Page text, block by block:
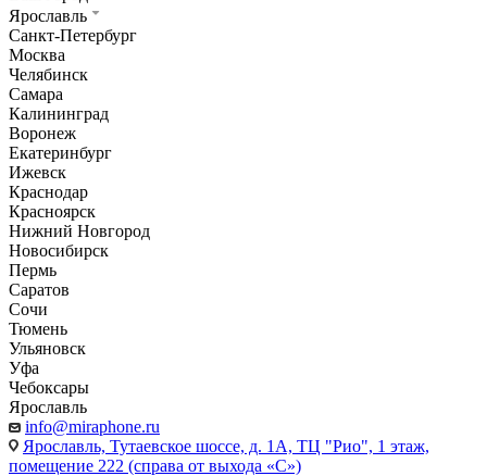
Ярославль
Санкт-Петербург
Москва
Челябинск
Самара
Калининград
Воронеж
Екатеринбург
Ижевск
Краснодар
Красноярск
Нижний Новгород
Новосибирск
Пермь
Саратов
Сочи
Тюмень
Ульяновск
Уфа
Чебоксары
Ярославль
info@miraphone.ru
Ярославль, Тутаевское шоссе, д. 1А, ТЦ "Рио", 1 этаж,
помещение 222 (справа от выхода «С»)